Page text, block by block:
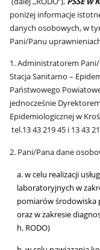
poniżej informacje
danych osobowych, w
Pani/Panu
1. Administratorem
Stacja Sanitarno –
Państwowego
jednocześnie
Epidemiologicznej w
tel.13 43 219 45 i 13 43
2. Pani/Pana dane
a. w celu realizacji
laboratoryjnych w
pomiarów środowiska
oraz w zakresie
h. RODO)